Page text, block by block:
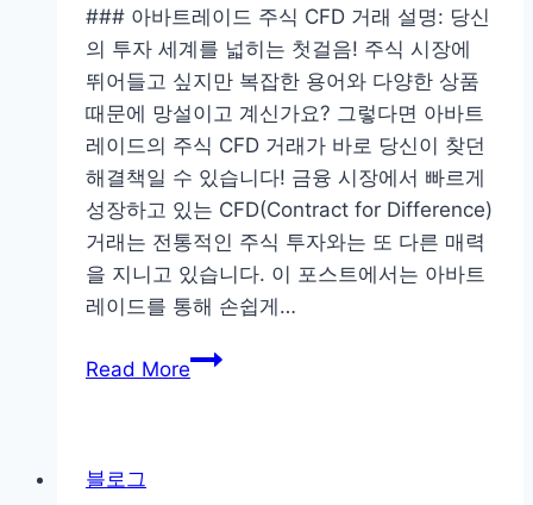
령
### 아바트레이드 주식 CFD 거래 설명: 당신
의 투자 세계를 넓히는 첫걸음! 주식 시장에
뛰어들고 싶지만 복잡한 용어와 다양한 상품
때문에 망설이고 계신가요? 그렇다면 아바트
레이드의 주식 CFD 거래가 바로 당신이 찾던
해결책일 수 있습니다! 금융 시장에서 빠르게
성장하고 있는 CFD(Contract for Difference)
거래는 전통적인 주식 투자와는 또 다른 매력
을 지니고 있습니다. 이 포스트에서는 아바트
레이드를 통해 손쉽게…
Read More아
블로그